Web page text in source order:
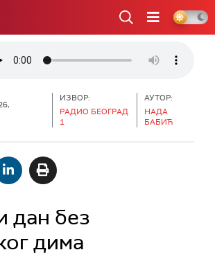
ИЗВОР:
РАДИО БЕОГРАД
1
АУТОР:
НАДА
БАБИЋ
дан без
дима